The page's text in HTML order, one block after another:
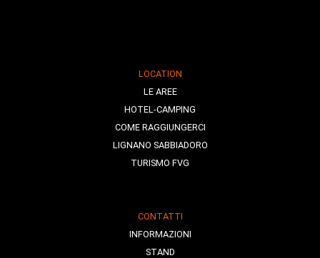
LOCATION
LE AREE
HOTEL-CAMPING
COME RAGGIUNGERCI
LIGNANO SABBIADORO
TURISMO FVG
CONTATTI
INFORMAZIONI
STAND